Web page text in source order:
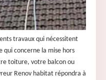
travaux qui nécessitent
qui concerne la mise hors
toiture, votre balcon ou
Renov habitat répondra à